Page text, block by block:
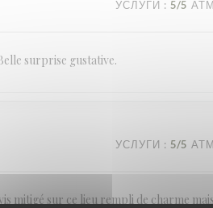
УСЛУГИ : 5/5
surprise gustative.
УСЛУГИ : 5/5
mitigé sur ce lieu rempli de charme